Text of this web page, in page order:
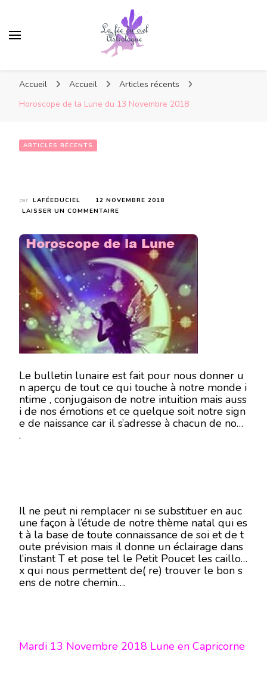
Accueil Accueil
Articles récents
Horoscope de la Lune du 13 Novembre 2018
ARTICLES RÉCENTS
par LAFÉEDUCIEL
12 NOVEMBRE 2018
LAISSER UN COMMENTAIRE
LA
DU
13
NOVEMBRE
2018
Le bulletin lunaire est fait pour nous donner u
n aperçu de tout ce qui touche à notre monde i
ntime , conjugaison de notre intuition mais auss
i de nos émotions et ce quelque soit notre sign
e de naissance car il s’adresse à chacun de nous
.
Il ne peut ni remplacer ni se substituer en auc
une façon à l’étude de notre thème natal qui es
t à la base de toute connaissance de soi et de t
oute prévision mais il donne un éclairage dans
l’instant T et pose tel le Petit Poucet les caillou
x qui nous permettent de( re) trouver le bon s
ens de notre chemin….
Mardi 13 Novembre 2018 Lune en Capricorne